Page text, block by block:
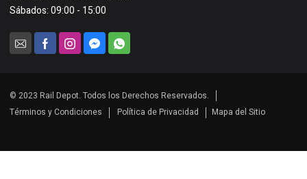
Sábados: 09:00 - 15:00
© 2023 Rail Depot. Todos los Derechos Reservados.
Términos y Condiciones
Política de Privacidad Mapa del Sitio